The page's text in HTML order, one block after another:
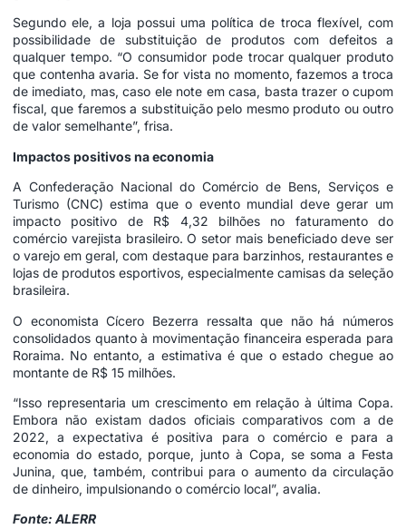
Segundo ele, a loja possui uma política de troca flexível, com
possibilidade de substituição de produtos com defeitos a
qualquer tempo. “O consumidor pode trocar qualquer produto
que contenha avaria. Se for vista no momento, fazemos a troca
de imediato, mas, caso ele note em casa, basta trazer o cupom
fiscal, que faremos a substituição pelo mesmo produto ou outro
de valor semelhante”, frisa.
Impactos positivos na economia
A Confederação Nacional do Comércio de Bens, Serviços e
Turismo (CNC) estima que o evento mundial deve gerar um
impacto positivo de R$ 4,32 bilhões no faturamento do
comércio varejista brasileiro. O setor mais beneficiado deve ser
o varejo em geral, com destaque para barzinhos, restaurantes e
lojas de produtos esportivos, especialmente camisas da seleção
brasileira.
O economista Cícero Bezerra ressalta que não há números
consolidados quanto à movimentação financeira esperada para
Roraima. No entanto, a estimativa é que o estado chegue ao
montante de R$ 15 milhões.
“Isso representaria um crescimento em relação à última Copa.
Embora não existam dados oficiais comparativos com a de
2022, a expectativa é positiva para o comércio e para a
economia do estado, porque, junto à Copa, se soma a Festa
Junina, que, também, contribui para o aumento da circulação
de dinheiro, impulsionando o comércio local”, avalia.
Fonte: ALERR